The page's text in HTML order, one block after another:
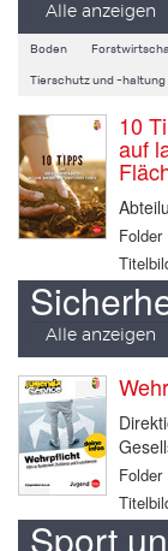
Alle anzeigen
Boden
Tierschutz und -haltung
10
auf
Alle anzeigen
Sport